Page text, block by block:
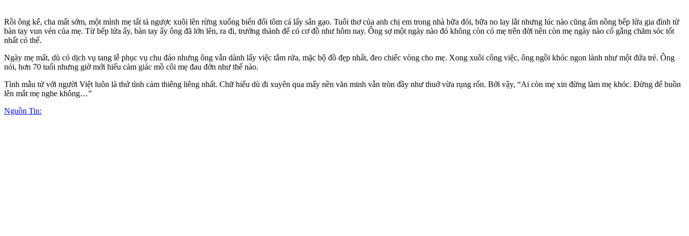
Rồi ông kể, cha mất sớm, một mình mẹ tất tả ngược xuôi lên rừng xuống biển đổi tôm cá lấy sắn gạo. Tuổi thơ của anh chị em trong nhà bữa đói, bữa no lay lắt nhưng lúc nào cũng ấm nồng bếp lửa gia đình từ
bàn tay vun vén của mẹ. Từ bếp lửa ấy, bàn tay ấy ông đã lớn lên, ra đi, trưởng thành để có cơ đồ như hôm nay. Ông sợ một ngày nào đó không còn có mẹ trên đời nên còn mẹ ngày nào cố gắng chăm sóc tốt
nhất có thể.
Ngày mẹ mất, dù có dịch vụ tang lễ phục vụ chu đáo nhưng ông vẫn dành lấy việc tắm rửa, mặc bộ đồ đẹp nhất, đeo chiếc vòng cho mẹ. Xong xuôi công việc, ông ngồi khóc ngon lành như một đứa trẻ. Ông
nói, hơn 70 tuổi nhưng giờ mới hiểu cảm giác mồ côi mẹ đau đớn như thế nào.
Tình mẫu tử với người Việt luôn là thứ tình cảm thiêng liêng nhất. Chữ hiếu dù đi xuyên qua mấy nền văn minh vẫn tròn đầy như thuở vừa rụng rốn. Bởi vậy, “Ai còn mẹ xin đừng làm mẹ khóc. Đừng để buồn
lên mắt mẹ nghe không…”
Nguồn Tin: